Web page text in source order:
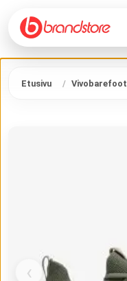
Etusivu Vivobarefoot
‹